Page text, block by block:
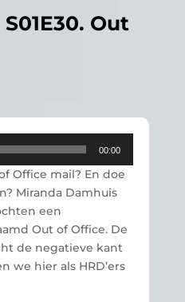
Out
00:00
Office mail? En doe
Miranda Damhuis
een
Out of Office. De
de negatieve kant
we hier als HRD’ers